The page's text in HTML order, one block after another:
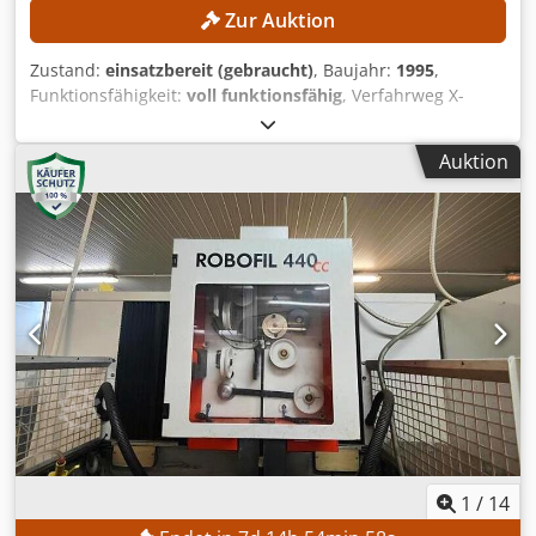
Zur Auktion
Zustand: einsatzbereit (gebraucht), Baujahr: 1995,
Funktionsfähigkeit: voll funktionsfähig, Verfahrweg X-
, Verfahrweg Y-Achse:
Z-Achse:350 mm, Werkstückgewicht (max.):400 kg,
Steuerungsmodell:
, Kein Mindestpreis -
garantierter Verkauf zum höchsten Gebot! TECHNISCHE
DETAILS Verfahrweg X: 350 mm Verfahrweg Y: 250 mm
Verfahrweg Z: 350 mm Eilgang: ca. 720 mm/min Achsen: 4
(X, Y, Z, C) Arbeitsbereich Tischgröße: 600 × 450 mm
Werkstückabmessungen max.: ca. 860 × 620 × 350 mm
Werkstückgewicht max.: 400 kg Elektrodengewicht max.:
100 kg Arbeitsbehälter innen: ca. 830 × 590 × 350 mm
Abstand Tisch zu Pinole: 170 – 520 mm MASCHINEN-
DETAILS Steuerung: AGIEMATIC T Generator: AGIEPULS 60
Netzanschluss: 400 V / 50 Hz Djdpfjzpypnox Ai Tjwa
Abmessungen & Gewicht Abmessungen (L x B x H): ca.
3.000 × 1.700 × 2.580 mm Maschinengewicht: ca. 2.550 kg
Auktion
1 / 14